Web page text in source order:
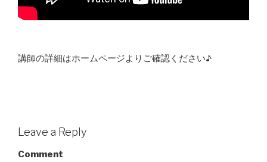
講師の詳細はホームページよりご確認ください♪
Leave a Reply
Comment